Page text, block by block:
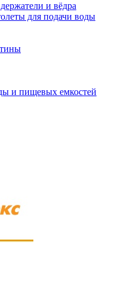
и вёдра
для подачи воды
и пищевых емкостей